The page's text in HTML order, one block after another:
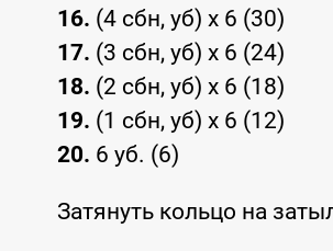
16. (4 сбн, уб) x 6 (30)
17. (3 сбн, уб) x 6 (24)
18. (2 сбн, уб) x 6 (18)
19. (1 сбн, уб) x 6 (12)
20. 6 уб. (6)
Затянуть кольцо на